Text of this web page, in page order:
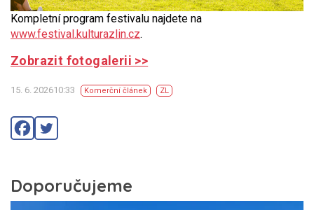
Kompletní program festivalu najdete na
www.festival.kulturazlin.cz.
Zobrazit fotogalerii >>
15. 6. 202610:33 Komerční článek ZL